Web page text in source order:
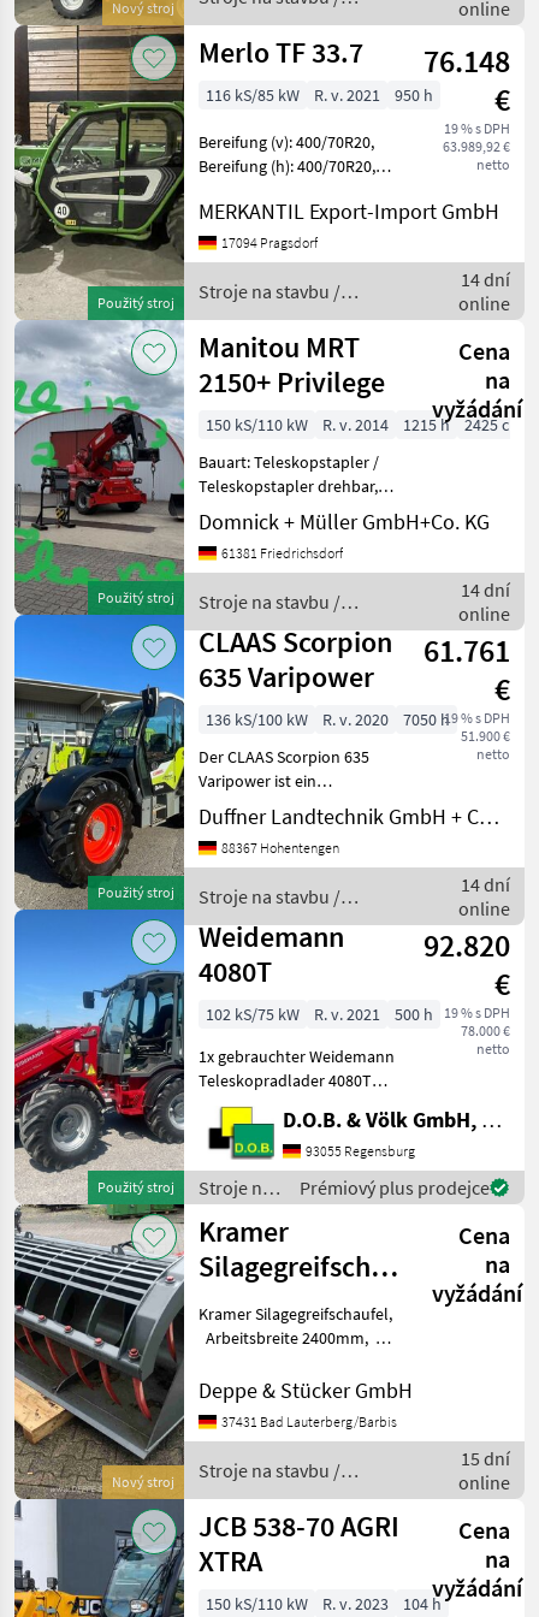
Nový stroj
Thaler
online
Použitý stroj
Merlo TF 33.7
76.148
€
19 % s DPH
63.989,92 €
netto
116 kS/85 kW R. v. 2021 950 h
Bereifung (v): 400/70R20,
Bereifung (h): 400/70R20,
Tragkraft: 3300 kg,
Hubhöhe: 700 cm,
Druckluftanlage (1-Kreis),
Arbeitsscheinwerf
MERKANTIL Export-Import GmbH
17094 Pragsdorf
Stroje na stavbu /
Merlo
14 dní
online
Použitý stroj
Manitou MRT
2150+ Privilege
Cena
na
vyžádání
150 kS/110 kW R. v. 2014 1215 h
2425 cm
Bauart: Teleskopstapler /
Teleskopstapler drehbar,
Tragkraft: 5000kg, Hubhöhe:
20600mm, Bauhöhe:
3050mm, Gabellänge:
Luft Einfach 80 - 100%
Domnick + Müller GmbH+Co. KG
61381 Friedrichsdorf
Stroje na stavbu /
Manitou
14 dní
online
Použitý stroj
CLAAS Scorpion
635 Varipower
61.761
€
19 % s DPH
51.900 €
netto
136 kS/100 kW R. v. 2020
7050 h
Der CLAAS Scorpion 635
Varipower ist ein
leistungsstarker
Teleskoplader aus dem
Jahr 2020, der mit 7050
seine Zuverlässigkeit unter
Beweis ge
Duffner Landtechnik GmbH + Co KG
88367 Hohentengen
Stroje na stavbu /
Claas
14 dní
online
Použitý stroj
Weidemann
4080T
92.820
€
19 % s DPH
78.000 €
netto
102 kS/75 kW R. v. 2021
500 h
1x gebrauchter Weidemann
Teleskopradlader 4080T
Tüv-Einzelabnahme:
Einzelbetriebserlaubnis <
25 km/h hydr. Anbausatz:
Rücklaufleitung drucklos
hinten Hydraulik
D.O.B. & Völk GmbH, Filiale Regensburg
93055 Regensburg
Stroje na
stavbu /
Weidemann
Prémiový plus prodejce
Nový stroj
Kramer
Silagegreifschaufel
2400mm
Cena
na
vyžádání
Kramer Silagegreifschaufel,
Arbeitsbreite 2400mm,
Eigengewicht, Oberzange
mit geschmiedeten Zinken,
Aussteifung innen,
Deppe & Stücker GmbH
37431 Bad Lauterberg/Barbis
Stroje na stavbu /
Kramer
15 dní
online
JCB 538-70 AGRI
XTRA
Cena
na
vyžádání
150 kS/110 kW R. v. 2023
104 h